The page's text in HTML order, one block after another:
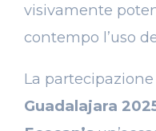
visivamente
contempo l’uso
La partecipazione
Guadalajara